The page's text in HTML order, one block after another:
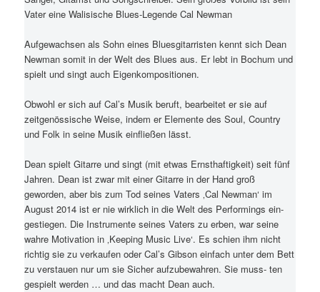
Vater eine Walisische Blues-Legende Cal Newman
Aufgewachsen als Sohn eines Bluesgitarristen kennt sich Dean
Newman somit in der Welt des Blues aus. Er lebt in Bochum und
spielt und singt auch Eigenkompositionen.
Obwohl er sich auf Cal’s Musik beruft, bearbeitet er sie auf
zeitgenössische Weise, indem er Elemente des Soul, Country
und Folk in seine Musik einfließen lässt.
Dean spielt Gitarre und singt (mit etwas Ernsthaftigkeit) seit fünf
Jahren. Dean ist zwar mit einer Gitarre in der Hand groß
geworden, aber bis zum Tod seines Vaters ‚Cal Newman‘ im
August 2014 ist er nie wirklich in die Welt des Performings ein-
gestiegen. Die Instrumente seines Vaters zu erben, war seine
wahre Motivation in ‚Keeping Music Live‘. Es schien ihm nicht
richtig sie zu verkaufen oder Cal’s Gibson einfach unter dem Bett
zu verstauen nur um sie Sicher aufzubewahren. Sie muss- ten
gespielt werden … und das macht Dean auch.